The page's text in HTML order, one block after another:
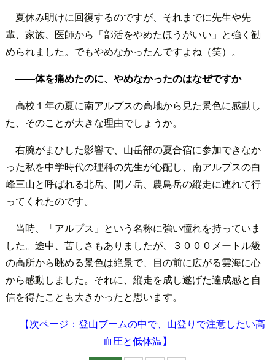
夏休み明けに回復するのですが、それまでに先生や先
輩、家族、医師から「部活をやめたほうがいい」と強く勧
められました。でもやめなかったんですよね（笑）。
――体を痛めたのに、やめなかったのはなぜですか
高校１年の夏に南アルプスの高地から見た景色に感動し
た、そのことが大きな理由でしょうか。
右腕がまひした影響で、山岳部の夏合宿に参加できなか
った私を中学時代の理科の先生が心配し、南アルプスの白
峰三山と呼ばれる北岳、間ノ岳、農鳥岳の縦走に連れて行
ってくれたのです。
当時、「アルプス」という名称に強い憧れを持っていま
した。途中、苦しさもありましたが、３０００メートル級
の高所から眺める景色は絶景で、目の前に広がる雲海に心
から感動しました。それに、縦走を成し遂げた達成感と自
信を得たことも大きかったと思います。
【次ページ：登山ブームの中で、山登りで注意したい高
血圧と低体温】